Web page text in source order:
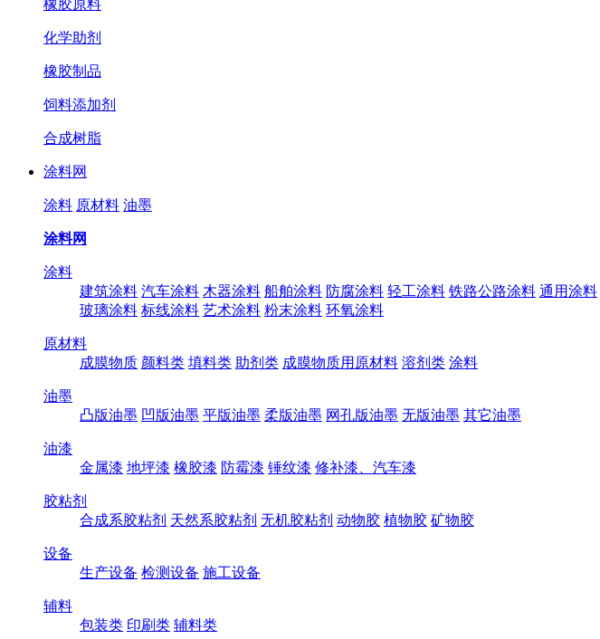
橡胶原料
化学助剂
橡胶制品
饲料添加剂
合成树脂
涂料网
涂料 原材料 油墨
涂料网
涂料
建筑涂料 汽车涂料 木器涂料 船舶涂料 防腐涂料 轻工涂料 铁路公路涂料 通用涂料
玻璃涂料 标线涂料 艺术涂料 粉末涂料 环氧涂料
原材料
成膜物质 颜料类 填料类 助剂类 成膜物质用原材料 溶剂类 涂料
油墨
凸版油墨 凹版油墨 平版油墨 柔版油墨 网孔版油墨 无版油墨 其它油墨
油漆
金属漆 地坪漆 橡胶漆 防霉漆 锤纹漆 修补漆、汽车漆
胶粘剂
合成系胶粘剂 天然系胶粘剂 无机胶粘剂 动物胶 植物胶 矿物胶
设备
生产设备 检测设备 施工设备
辅料
包装类 印刷类 辅料类